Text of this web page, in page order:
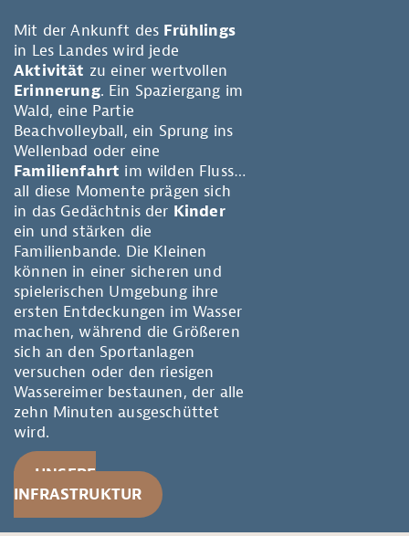
Mit der Ankunft des Frühlings
in Les Landes wird jede
Aktivität zu einer wertvollen
Erinnerung. Ein Spaziergang im
Wald, eine Partie
Beachvolleyball, ein Sprung ins
Wellenbad oder eine
Familienfahrt im wilden Fluss…
all diese Momente prägen sich
in das Gedächtnis der Kinder
ein und stärken die
Familienbande. Die Kleinen
können in einer sicheren und
spielerischen Umgebung ihre
ersten Entdeckungen im Wasser
machen, während die Größeren
sich an den Sportanlagen
versuchen oder den riesigen
Wassereimer bestaunen, der alle
zehn Minuten ausgeschüttet
wird.
UNSERE
INFRASTRUKTUR